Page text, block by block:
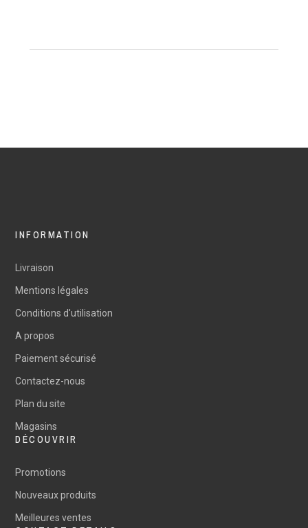
INFORMATION
Livraison
Mentions légales
Conditions d'utilisation
A propos
Paiement sécurisé
Contactez-nous
Plan du site
Magasins
DÉCOUVRIR
Promotions
Nouveaux produits
Meilleures ventes